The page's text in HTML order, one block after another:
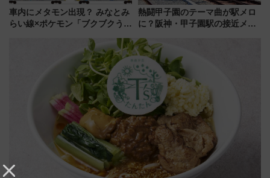
車内にメタモン出現？ みなとみ
らい線×ポケモン「ブクブクうみ
行開始に！ この夏は直通列車で
熱闘甲子園のテーマ曲が駅メロ
に？阪神・甲子園駅の接近メロ
谷実アレンジの特別仕様へ、8月
5日始発から